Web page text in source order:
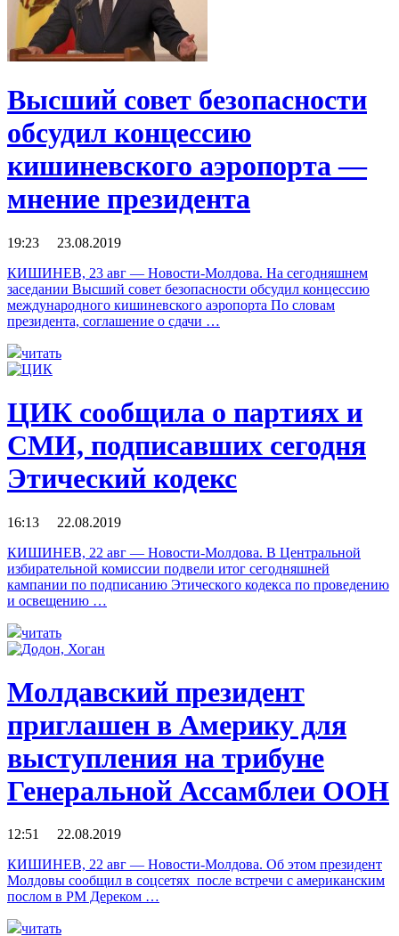
Высший совет безопасности
обсудил концессию
кишиневского аэропорта —
мнение президента
19:23 23.08.2019
КИШИНЕВ, 23 авг — Новости-Молдова. На сегодняшнем
заседании Высший совет безопасности обсудил концессию
международного кишиневского аэропорта По словам
президента, соглашение о сдачи …
читать
ЦИК сообщила о партиях и
СМИ, подписавших сегодня
Этический кодекс
16:13 22.08.2019
КИШИНЕВ, 22 авг — Новости-Молдова. В Центральной
избирательной комиссии подвели итог сегодняшней
кампании по подписанию Этического кодекса по проведению
и освещению …
читать
Молдавский президент
приглашен в Америку для
выступления на трибуне
Генеральной Ассамблеи ООН
12:51 22.08.2019
КИШИНЕВ, 22 авг — Новости-Молдова. Об этом президент
Молдовы сообщил в соцсетях после встречи с американским
послом в РМ Дереком …
читать